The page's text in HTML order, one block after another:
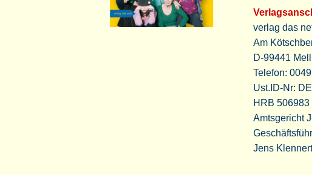
verlag das
Am
D-99441
Telefon:
Ust.ID-Nr:
HRB 506983
Amtsgericht
Jens Klennert